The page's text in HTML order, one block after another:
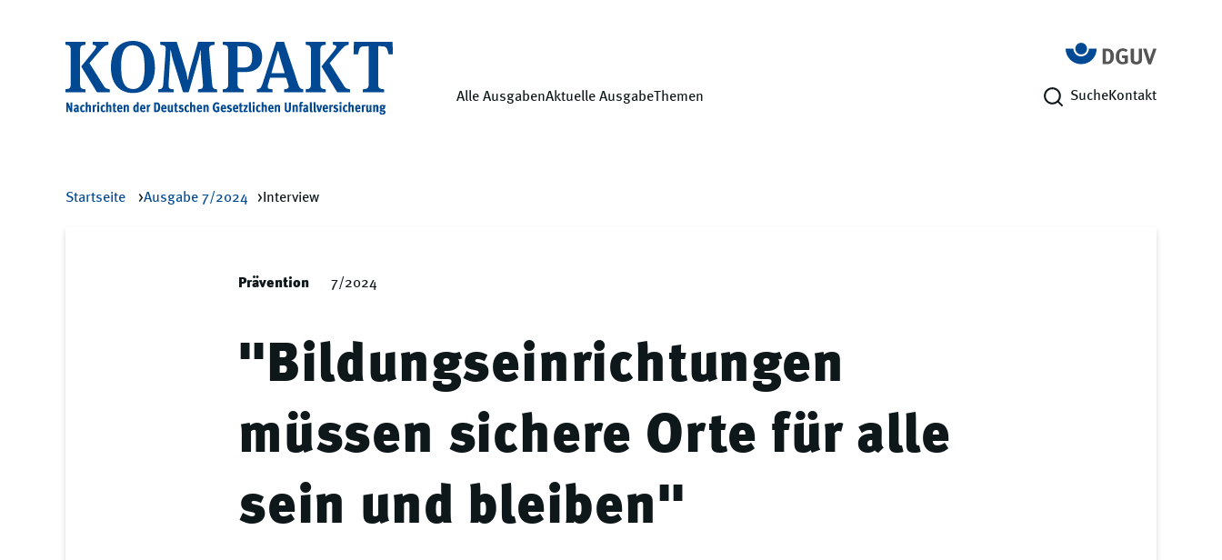
Alle AusgabenAktuelle AusgabeThemen SucheKontakt
Startseite Ausgabe 7/2024 Interview
Prävention 7/2024
"Bildungseinrichtungen
müssen sichere Orte für alle
sein und bleiben"